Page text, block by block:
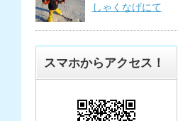
しゃくなげにて
スマホからアクセス！